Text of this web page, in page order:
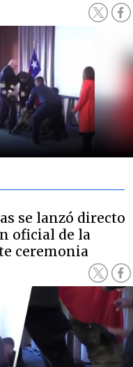
se lanzó directo
oficial de la
ceremonia